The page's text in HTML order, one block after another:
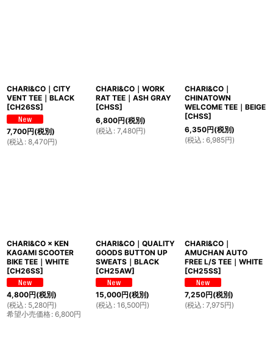
CHARI&CO｜CITY
VENT TEE｜BLACK
[CH26SS]
7,700円(税別)
(税込 : 8,470円)
CHARI&CO｜WORK
RAT TEE｜ASH GRAY
[CHSS]
6,800円(税別)
(税込 : 7,480円)
CHARI&CO｜
CHINATOWN
WELCOME TEE｜BEIGE
[CHSS]
6,350円(税別)
(税込 : 6,985円)
CHARI&CO × KEN
KAGAMI SCOOTER
BIKE TEE｜WHITE
[CH26SS]
4,800円(税別)
(税込 : 5,280円)
希望小売価格: 6,800円
CHARI&CO｜QUALITY
GOODS BUTTON UP
SWEATS｜BLACK
[CH25AW]
15,000円(税別)
(税込 : 16,500円)
CHARI&CO｜
AMUCHAN AUTO
FREE L/S TEE｜WHITE
[CH25SS]
7,250円(税別)
(税込 : 7,975円)